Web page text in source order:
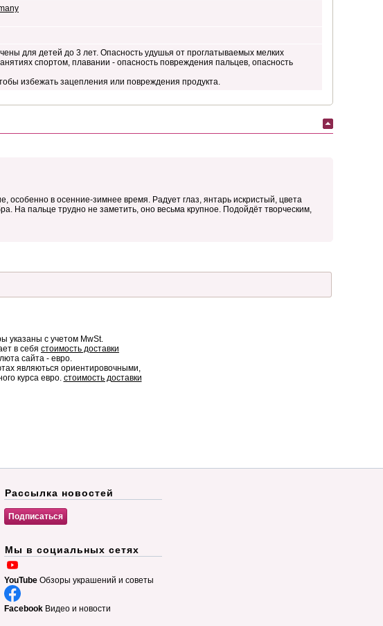
для детей до 3 лет. Опасность удушья от проглатываемых мелких
спортом, плавании - опасность повреждения пальцев, опасность
избежать зацепления или повреждения продукта.
особенно в осенние-зимнее время. Радует глаз, янтарь искристый, цвета
На пальце трудно не заметить, оно весьма крупное. Подойдёт творческим,
указаны с учетом MwSt.
в себя стоимость доставки
сайта - евро.
являються ориентировочными,
курса евро. стоимость доставки
Рассылка новостей
Мы в социальных сетях
YouTube Обзоры украшений и советы
Facebook Видео и новости